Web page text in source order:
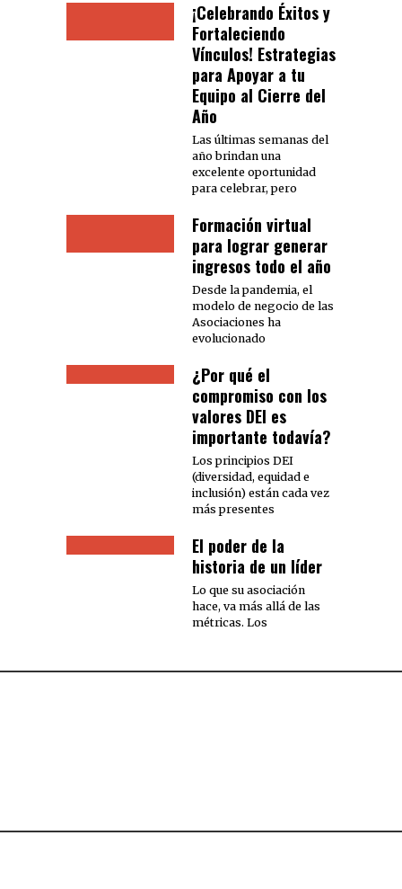
¡Celebrando Éxitos y
Fortaleciendo
Vínculos! Estrategias
para Apoyar a tu
Equipo al Cierre del
Año
Las últimas semanas del
año brindan una
excelente oportunidad
para celebrar, pero
Formación virtual
para lograr generar
ingresos todo el año
Desde la pandemia, el
modelo de negocio de las
Asociaciones ha
evolucionado
¿Por qué el
compromiso con los
valores DEI es
importante todavía?
Los principios DEI
(diversidad, equidad e
inclusión) están cada vez
más presentes
El poder de la
historia de un líder
Lo que su asociación
hace, va más allá de las
métricas. Los